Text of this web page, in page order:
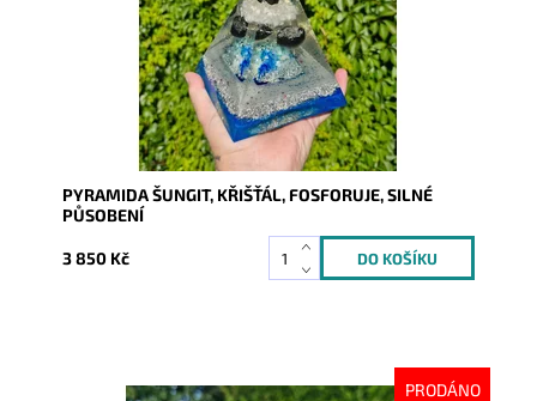
PYRAMIDA ŠUNGIT, KŘIŠŤÁL, FOSFORUJE, SILNÉ
PŮSOBENÍ
3 850 Kč
PRODÁNO